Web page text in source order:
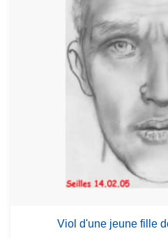
Viol d'une jeune fille